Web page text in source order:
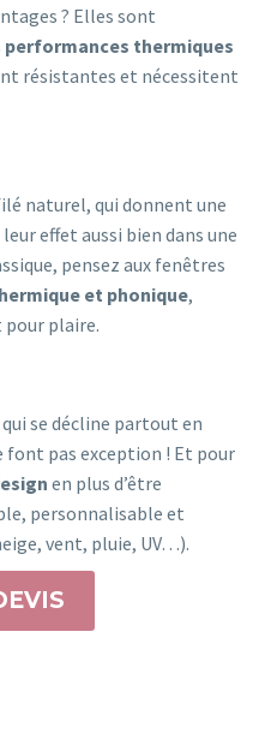
? Elles sont
performances thermiques
résistantes et nécessitent
naturel, qui donnent une
effet aussi bien dans une
pensez aux fenêtres
et phonique,
plaire.
se décline partout en
font pas exception ! Et pour
en plus d’être
personnalisable et
vent, pluie, UV…).